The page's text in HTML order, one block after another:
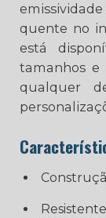
quente no
está
tamanhos e
qualquer